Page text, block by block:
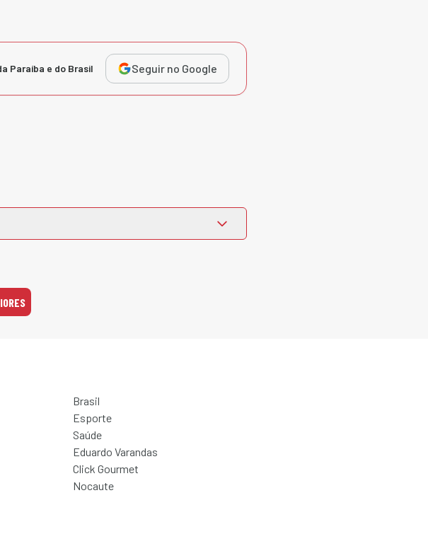
Paraíba e do Brasil Seguir no Google
Brasil
Esporte
Saúde
Eduardo Varandas
Click Gourmet
Nocaute